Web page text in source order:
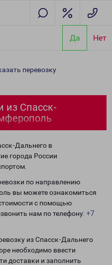
Да Нет
перевозку
из Спасск-
Дальнего в
города России
по направлению
вы можете ознакомиться
с помощью
нам по телефону: +7
из Спасск-Дальнего
необходимо ввести
доставки и заполнить